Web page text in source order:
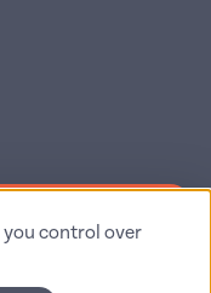
you control over